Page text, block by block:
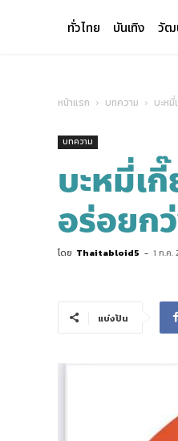
ทั่วไทย
บันเทิง วัฒ
หน้าแรก บทความ บะห
บทความ
บะหมี่เ
อร่อยก
โดย Thaitabloid5 - 1 ก.ค.
แบ่งปัน